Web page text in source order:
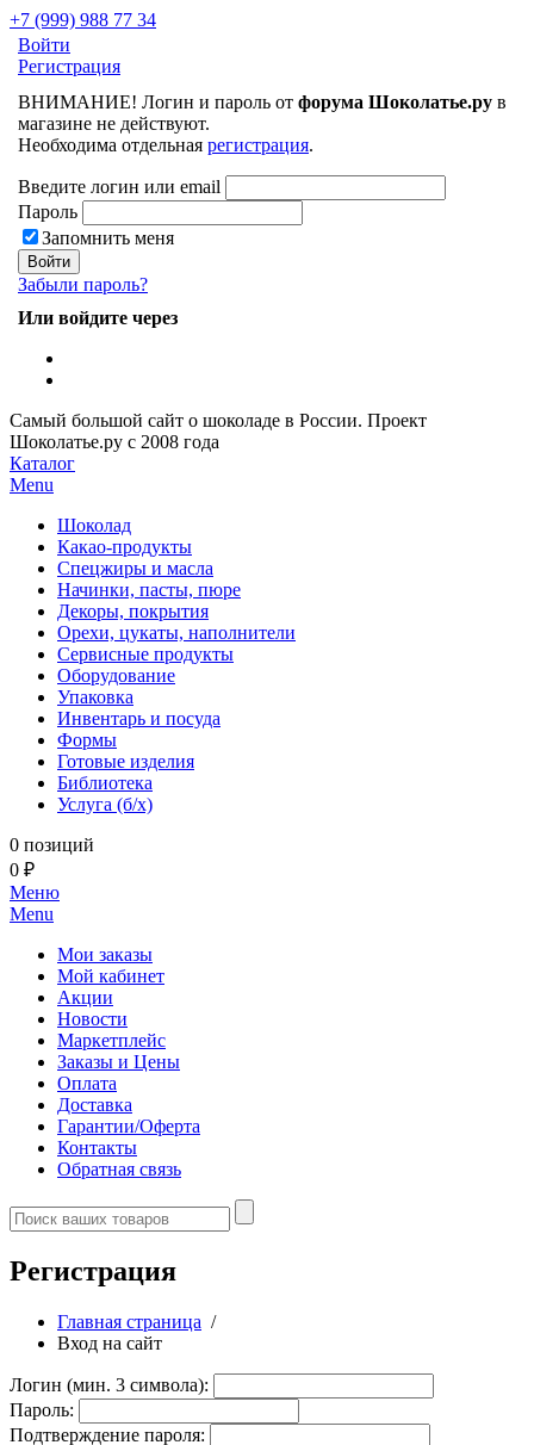
+7 (999) 988 77 34
Войти
Регистрация
ВНИМАНИЕ! Логин и пароль от форума Шоколатье.ру в
магазине не действуют.
Необходима отдельная регистрация.
Введите логин или email
Пароль
Запомнить меня
Забыли пароль?
Или войдите через
Самый большой сайт о шоколаде в России. Проект
Шоколатье.ру с 2008 года
Каталог
Menu
Шоколад
Какао-продукты
Спецжиры и масла
Начинки, пасты, пюре
Декоры, покрытия
Орехи, цукаты, наполнители
Сервисные продукты
Оборудование
Упаковка
Инвентарь и посуда
Формы
Готовые изделия
Библиотека
Услуга (б/х)
0 позиций
0 ₽
Меню
Menu
Мои заказы
Мой кабинет
Акции
Новости
Маркетплейс
Заказы и Цены
Оплата
Доставка
Гарантии/Оферта
Контакты
Обратная связь
Регистрация
Главная страница /
Вход на сайт
Логин (мин. 3 символа):
Пароль:
Подтверждение пароля: